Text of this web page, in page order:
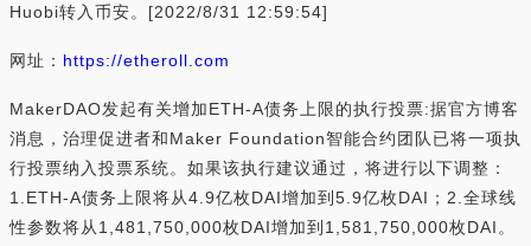
Huobi转入币安。[2022/8/31 12:59:54]
网址： https://etheroll.com
MakerDAO发起有关增加ETH-A债务上限的执行投票:据官方博客
消息，治理促进者和Maker Foundation智能合约团队已将一项执
行投票纳入投票系统。如果该执行建议通过，将进行以下调整：
1.ETH-A债务上限将从4.9亿枚DAI增加到5.9亿枚DAI；2.全球线
性参数将从1,481,750,000枚DAI增加到1,581,750,000枚DAI。